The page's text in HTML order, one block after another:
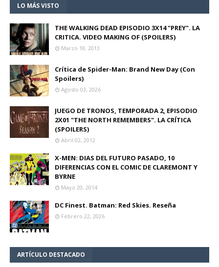
LO MÁS VISTO
THE WALKING DEAD EPISODIO 3X14 "PREY". LA
CRITICA. VIDEO MAKING OF (SPOILERS)
Marzo 18, 2013
Crítica de Spider-Man: Brand New Day (Con
Spoilers)
Agosto 03, 2026
JUEGO DE TRONOS, TEMPORADA 2, EPISODIO
2X01 "THE NORTH REMEMBERS". LA CRÍTICA
(SPOILERS)
Abril 02, 2012
X-MEN: DIAS DEL FUTURO PASADO, 10
DIFERENCIAS CON EL COMIC DE CLAREMONT Y
BYRNE
Mayo 20, 2014
DC Finest. Batman: Red Skies. Reseña
Febrero 22, 2026
ARTÍCULO DESTACADO